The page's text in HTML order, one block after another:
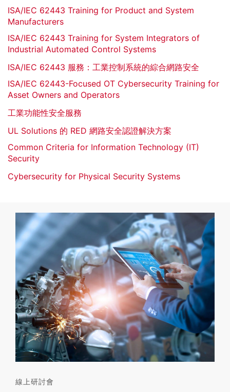
ISA/IEC 62443 Training for Product and System
Manufacturers
ISA/IEC 62443 Training for System Integrators of
Industrial Automated Control Systems
ISA/IEC 62443 服務：工業控制系統的綜合網路安全
ISA/IEC 62443-Focused OT Cybersecurity Training for
Asset Owners and Operators
工業功能性安全服務
UL Solutions 的 RED 網路安全認證解決方案
Common Criteria for Information Technology (IT)
Security
Cybersecurity for Physical Security Systems
線上研討會